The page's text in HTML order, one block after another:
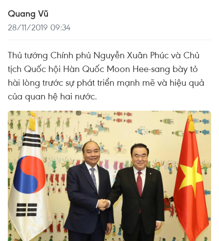
Quang Vũ
28/11/2019 09:34
Thủ tướng Chính phủ Nguyễn Xuân Phúc và Chủ
tịch Quốc hội Hàn Quốc Moon Hee-sang bày tỏ
hài lòng trước sự phát triển mạnh mẽ và hiệu quả
của quan hệ hai nước.